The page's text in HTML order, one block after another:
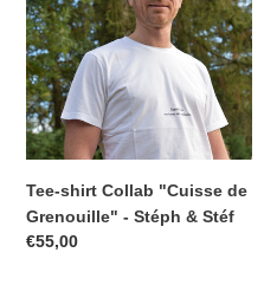
"Cuisse
de
Grenouille"
-
Stéph
&
Tee-shirt Collab "Cuisse de
Grenouille" - Stéph & Stéf
Prix
€55,00